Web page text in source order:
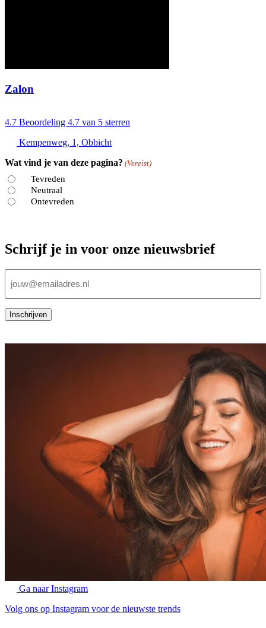
Zalon
4.7 Beoordeling 4.7 van 5 sterren
Kempenweg, 1, Obbicht
Wat vind je van deze pagina? (Vereist)
Tevreden
Neutraal
Ontevreden
Schrijf je in voor onze nieuwsbrief
mailadres
Inschrijven
Ga naar Instagram
Volg ons op Instagram voor de nieuwste trends